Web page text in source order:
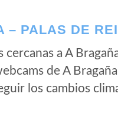
– PALAS DE
a A
de A
los cambios